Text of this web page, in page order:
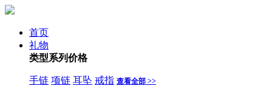
首页
礼物
类型系列价格
手链 项链 耳坠 戒指 查看全部 >>